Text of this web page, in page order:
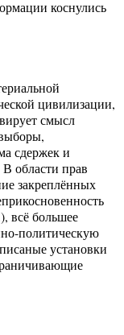
коснулись
цивилизации,
смысл
сдержек и
области прав
закреплённых
всё большее
политическую
установки